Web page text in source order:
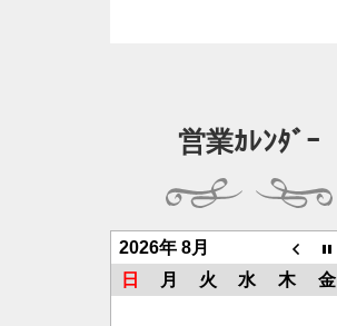
営業ｶﾚﾝﾀﾞｰ
2026年 8月
日
月 火 水 木 金